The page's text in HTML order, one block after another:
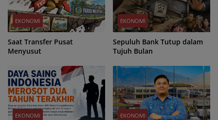
EKONOMI
Saat Transfer Pusat
Menyusut
EKONOMI
Sepuluh Bank Tutup dalam
Tujuh Bulan
EKONOMI EKONOMI